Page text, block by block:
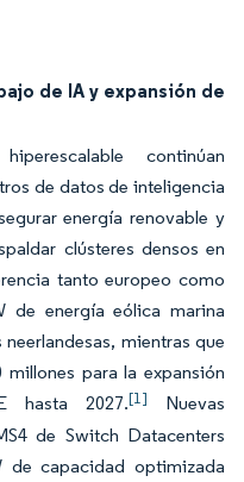
de IA y expansión de
continúan
de datos de inteligencia
energía renovable y
clústeres densos en
tanto europeo como
de energía eólica marina
mientras que
para la expansión
hasta 2027.[1]
Nuevas
de Switch Datacenters
de capacidad optimizada